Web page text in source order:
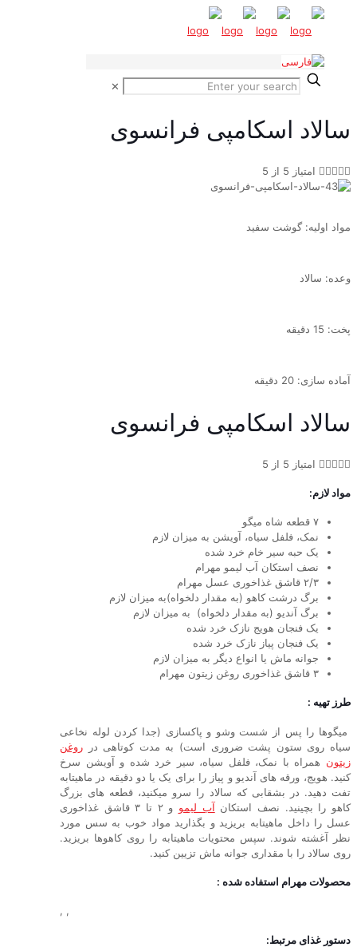
✕
سالاد اسکامپی فرانسوی
 امتیاز 5 از 5
مواد اولیه: گوشت سفید
وعده: سالاد
پخت: 15 دقیقه
آماده سازی: 20 دقیقه
سالاد اسکامپی فرانسوی
 امتیاز 5 از 5
مواد لازم:
۷ قطعه شاه میگو
نمک، فلفل سیاه، آویشن به میزان لازم
یک حبه سیر خام خرد شده
نصف استکان آب لیمو مهرام
۲/۳ قاشق غذاخوری عسل مهرام
برگ درشت کاهو (به مقدار دلخواه)به میزان لازم
برگ آندیو (به مقدار دلخواه) به میزان لازم
یک فنجان هویج نازک خرد شده
یک فنجان پیاز نازک خرد شده
جوانه ماش یا انواع دیگر به میزان لازم
۳ قاشق غذاخوری روغن زیتون مهرام
طرز تهیه :
میگوها را پس از شست وشو و پاکسازی (جدا کردن لوله نخاعی
سیاه روی ستون پشت ضروری است) به مدت کوتاهی در روغن
زیتون همراه با نمک، فلفل سیاه، سیر خرد شده و آویشن سرخ
کنید. هویج، ورقه های آندیو و پیاز را برای یک یا دو دقیقه در ماهیتابه
تفت دهید. در بشقابی که سالاد را سرو میکنید، قطعه های بزرگ
کاهو را بچینید. نصف استکان آب لیمو
و ۲ تا ۳ قاشق غذاخوری
عسل را داخل ماهیتابه بریزید و بگذارید مواد خوب به سس مورد
نظر آغشته شوند. سپس محتویات ماهیتابه را روی کاهوها بریزید.
روی سالاد را با مقداری جوانه ماش تزیین کنید.
محصولات مهرام استفاده شده :
, ,
دستور غذای مرتبط: